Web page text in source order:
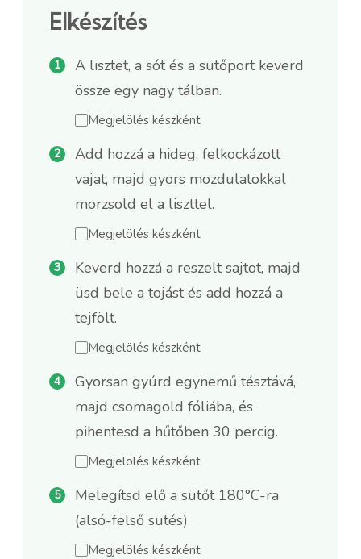
Elkészítés
A lisztet, a sót és a sütőport keverd
össze egy nagy tálban.
Megjelölés készként
Add hozzá a hideg, felkockázott
vajat, majd gyors mozdulatokkal
morzsold el a liszttel.
Megjelölés készként
Keverd hozzá a reszelt sajtot, majd
üsd bele a tojást és add hozzá a
tejfölt.
Megjelölés készként
Gyorsan gyúrd egynemű tésztává,
majd csomagold fóliába, és
pihentesd a hűtőben 30 percig.
Megjelölés készként
Melegítsd elő a sütőt 180°C-ra
(alsó-felső sütés).
Megjelölés készként